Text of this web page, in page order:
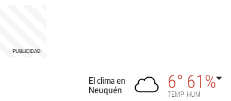
El clima en
Neuquén
6°
TEMP
61%
HUM